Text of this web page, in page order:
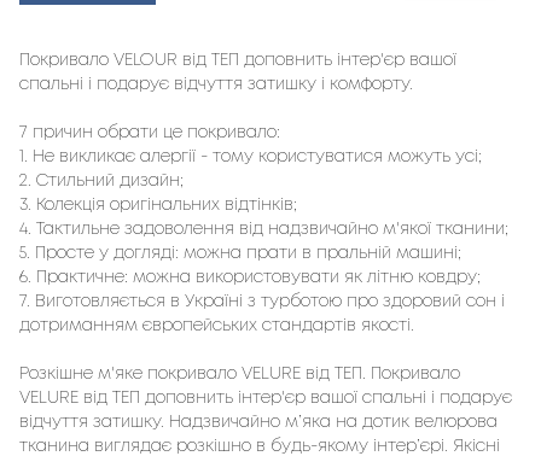
Покривало VELOUR від ТЕП доповнить інтер'єр вашої
спальні і подарує відчуття затишку і комфорту.
7 причин обрати це покривало:
1. Не викликає алергії - тому користуватися можуть усі;
2. Стильний дизайн;
3. Колекція оригінальних відтінків;
4. Тактильне задоволення від надзвичайно м'якої тканини;
5. Просте у догляді: можна прати в пральній машині;
6. Практичне: можна використовувати як літню ковдру;
7. Виготовляється в Україні з турботою про здоровий сон і
дотриманням європейських стандартів якості.
Розкішне м'яке покривало VELURE від ТЕП. Покривало
VELURE від ТЕП доповнить інтер'єр вашої спальні і подарує
відчуття затишку. Надзвичайно м’яка на дотик велюрова
тканина виглядає розкішно в будь-якому інтер’єрі. Якісні